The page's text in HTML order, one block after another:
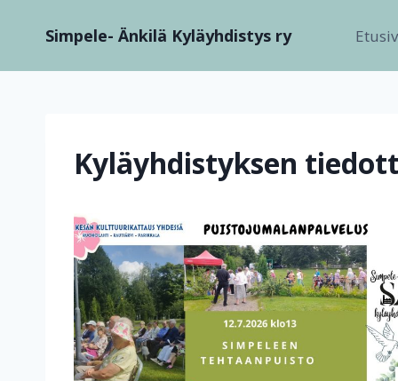
sisältöönSimpele- Änkilä Kyläyhdistys ry
Kyläyhdistyksen